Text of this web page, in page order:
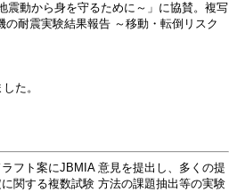
震動から身を守るために～」に協賛。複写
耐震実験結果報告 ～移動・転倒リスク
た。
フト案にJBMIA 意見を提出し、多くの提
関する複数試験 方法の課題抽出等の実験